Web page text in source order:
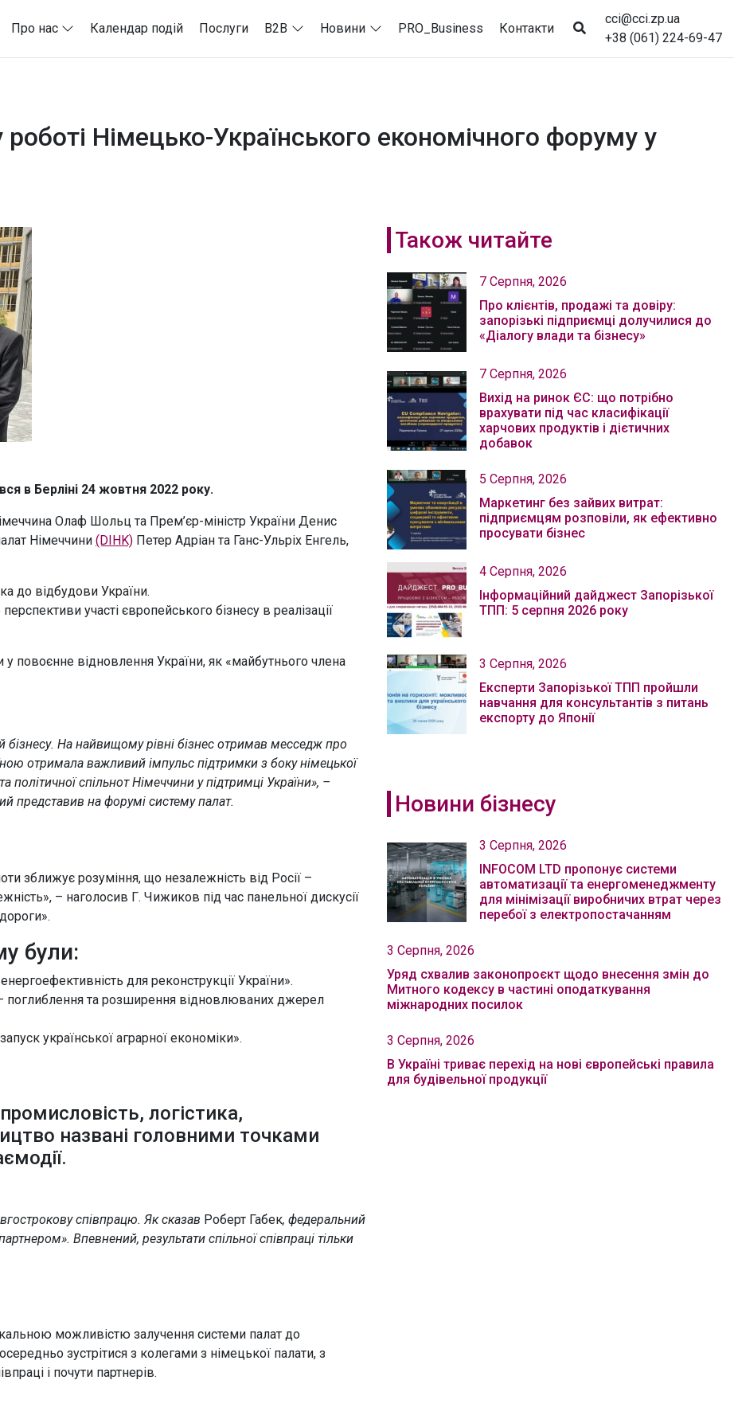
Про нас Календар подій Послуги B2B Новини PRO_Business Контакти
cci@cci.zp.ua
+38 (061) 224-69-47
Німецько-Українського економічного форуму у
в Берліні 24 жовтня 2022 року.
Олаф Шольц та Прем’єр-міністр України Денис
Німеччини (DIHK) Петер Адріан та Ганс-Ульріх Енгель,
до відбудови України.
участі європейського бізнесу в реалізації
повоєнне відновлення України, як «майбутнього члена
бізнесу. На найвищому рівні бізнес отримав месседж про
отримала важливий імпульс підтримки з боку німецької
політичної спільнот Німеччини у підтримці України», –
представив на форумі систему палат.
зближує розуміння, що незалежність від Росії –
– наголосив Г. Чижиков під час панельної дискусії
були:
для реконструкції України».
поглиблення та розширення відновлюваних джерел
української аграрної економіки».
логістика,
названі головними точками
співпрацю. Як сказав Роберт Габек, федеральний
Впевнений, результати спільної співпраці тільки
можливістю залучення системи палат до
зустрітися з колегами з німецької палати, з
і почути партнерів.
Також читайте
7 Серпня, 2026
Про клієнтів, продажі та довіру:
запорізькі підприємці долучилися до
«Діалогу влади та бізнесу»
7 Серпня, 2026
Вихід на ринок ЄС: що потрібно
врахувати під час класифікації
харчових продуктів і дієтичних
добавок
5 Серпня, 2026
Маркетинг без зайвих витрат:
підприємцям розповіли, як ефективно
просувати бізнес
4 Серпня, 2026
Інформаційний дайджест Запорізької
ТПП: 5 серпня 2026 року
3 Серпня, 2026
Експерти Запорізької ТПП пройшли
навчання для консультантів з питань
експорту до Японії
Новини бізнесу
3 Серпня, 2026
INFOCOM LTD пропонує системи
автоматизації та енергоменеджменту
для мінімізації виробничих втрат через
перебої з електропостачанням
3 Серпня, 2026
Уряд схвалив законопроєкт щодо внесення змін до
Митного кодексу в частині оподаткування
міжнародних посилок
3 Серпня, 2026
В Україні триває перехід на нові європейські правила
для будівельної продукції